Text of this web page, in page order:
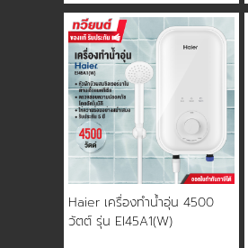
Haier เครื่องทำน้ำอุ่น 4500
วัตต์ รุ่น EI45A1(W)